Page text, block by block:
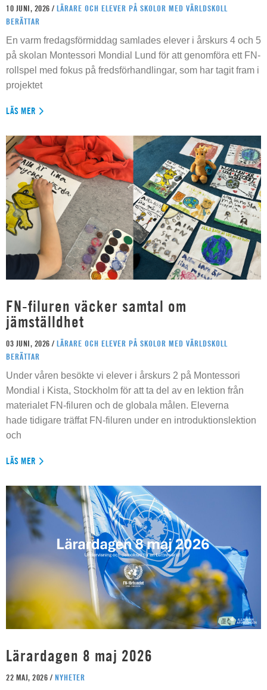
10 JUNI, 2026 / LÄRARE OCH ELEVER PÅ SKOLOR MED VÄRLDSKOLL
BERÄTTAR
En varm fredagsförmiddag samlades elever i årskurs 4 och 5
på skolan Montessori Mondial Lund för att genomföra ett FN-
rollspel med fokus på fredsförhandlingar, som har tagit fram i
projektet
LÄS MER
FN-filuren väcker samtal om
jämställdhet
03 JUNI, 2026 / LÄRARE OCH ELEVER PÅ SKOLOR MED VÄRLDSKOLL
BERÄTTAR
Under våren besökte vi elever i årskurs 2 på Montessori
Mondial i Kista, Stockholm för att ta del av en lektion från
materialet FN-filuren och de globala målen. Eleverna
hade tidigare träffat FN-filuren under en introduktionslektion
och
LÄS MER
Lärardagen 8 maj 2026
22 MAJ, 2026 / NYHETER